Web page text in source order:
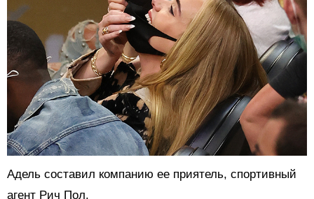
Адель составил компанию ее приятель, спортивный
агент Рич Пол.